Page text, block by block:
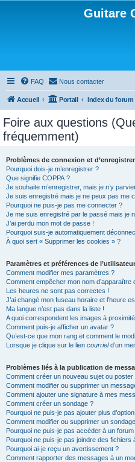
Guitare
FAQ Nous contacter
Accueil Portail Index du forum
Foire aux questions
fréquemment)
Problèmes de connexion et
Pourquoi dois-je m’enregistrer ?
Que signifie COPPA ?
Je souhaite m’enregistrer, mais je n’y
Je suis enregistré mais je ne peux pas me
Pourquoi ne puis-je pas me connecter ?
Je me suis enregistré par le passé mais je
J’ai perdu mon mot de passe !
Pourquoi suis-je automatiquement
À quoi sert « Supprimer les cookies » ?
Paramètres et préférences de l’utilisateur
Comment modifier mes paramètres ?
Comment empêcher mon nom
Les heures ne sont pas correctes !
J’ai changé mon fuseau horaire et l’heure
Ma langue n’est pas dans la liste !
A quoi correspondent les images à
Comment puis-je afficher un avatar ?
Qu’est-ce que mon rang et comment le
Lorsque je clique sur le lien courrield’un
Problèmes liés à la publication de
Comment créer un nouveau sujet ou
Comment modifier ou supprimer un
Comment ajouter une signature à mes
Comment créer un sondage ?
Pourquoi ne puis-je pas ajouter plus
Comment modifier ou supprimer un
Pourquoi ne puis-je pas accéder à un forum
Pourquoi ne puis-je pas joindre des fichiers
Pourquoi ai-je reçu un avertissement ?
Comment rapporter des messages à un